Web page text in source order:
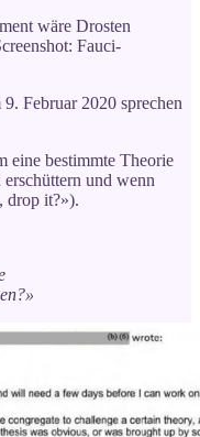
wäre Drosten
Fauci-
Februar 2020 sprechen
eine bestimmte Theorie
und wenn
drop it?»).